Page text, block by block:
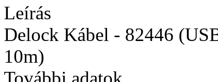
Leírás
Delock Kábel - 82446
10m)